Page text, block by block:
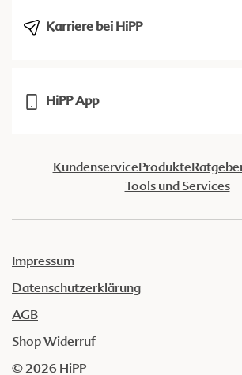
Karriere bei HiPP
HiPP App
KundenserviceProdukte
Tools und Services
Impressum
Datenschutzerklärung
AGB
Shop Widerruf
© 2026 HiPP